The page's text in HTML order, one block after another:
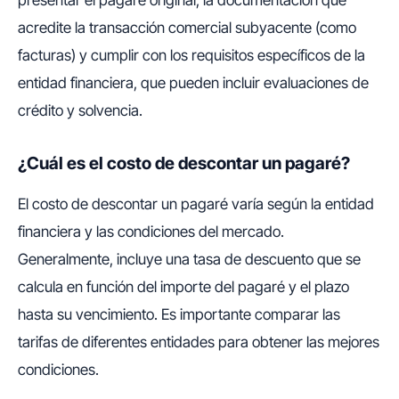
acredite la transacción comercial subyacente (como
facturas) y cumplir con los requisitos específicos de la
entidad financiera, que pueden incluir evaluaciones de
crédito y solvencia.
¿Cuál es el costo de descontar un pagaré?
El costo de descontar un pagaré varía según la entidad
financiera y las condiciones del mercado.
Generalmente, incluye una tasa de descuento que se
calcula en función del importe del pagaré y el plazo
hasta su vencimiento. Es importante comparar las
tarifas de diferentes entidades para obtener las mejores
condiciones.